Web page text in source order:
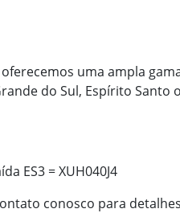
oferecemos uma ampla
do Sul, Espírito Santo
ES3 = XUH040J4
conosco para